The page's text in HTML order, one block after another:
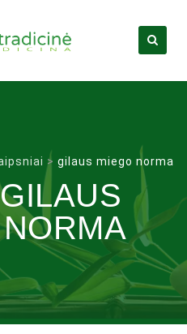
> gilaus miego norma
GILAUS